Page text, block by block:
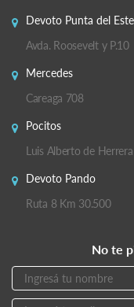
Devoto Punta del Este
Avda. Roosevelt y P.10
Mercedes
Careaga 708
Pocitos
Luis Alberto de
Devoto Pando
Ruta 8 Km 30.500
No te